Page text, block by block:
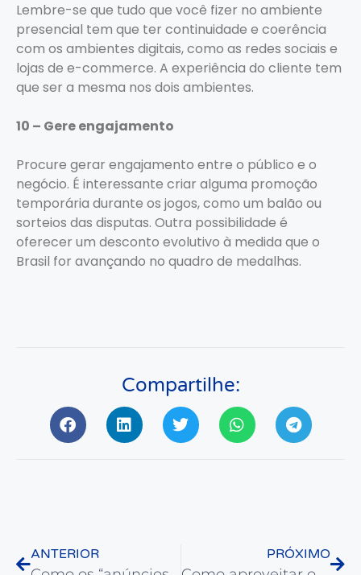
Lembre-se que tudo que você fizer no ambiente
presencial tem que ter continuidade e coerência
com os ambientes digitais, como as redes sociais e
lojas de e-commerce. A experiência do cliente tem
que ser a mesma nos dois ambientes.
10 – Gere engajamento
Procure gerar engajamento entre o público e o
negócio. É interessante criar alguma promoção
temporária durante os jogos, como um balão ou
sorteios das disputas. Outra possibilidade é
oferecer um desconto evolutivo à medida que o
Brasil for avançando no quadro de medalhas.
Compartilhe:
ANTERIOR PRÓXIMO